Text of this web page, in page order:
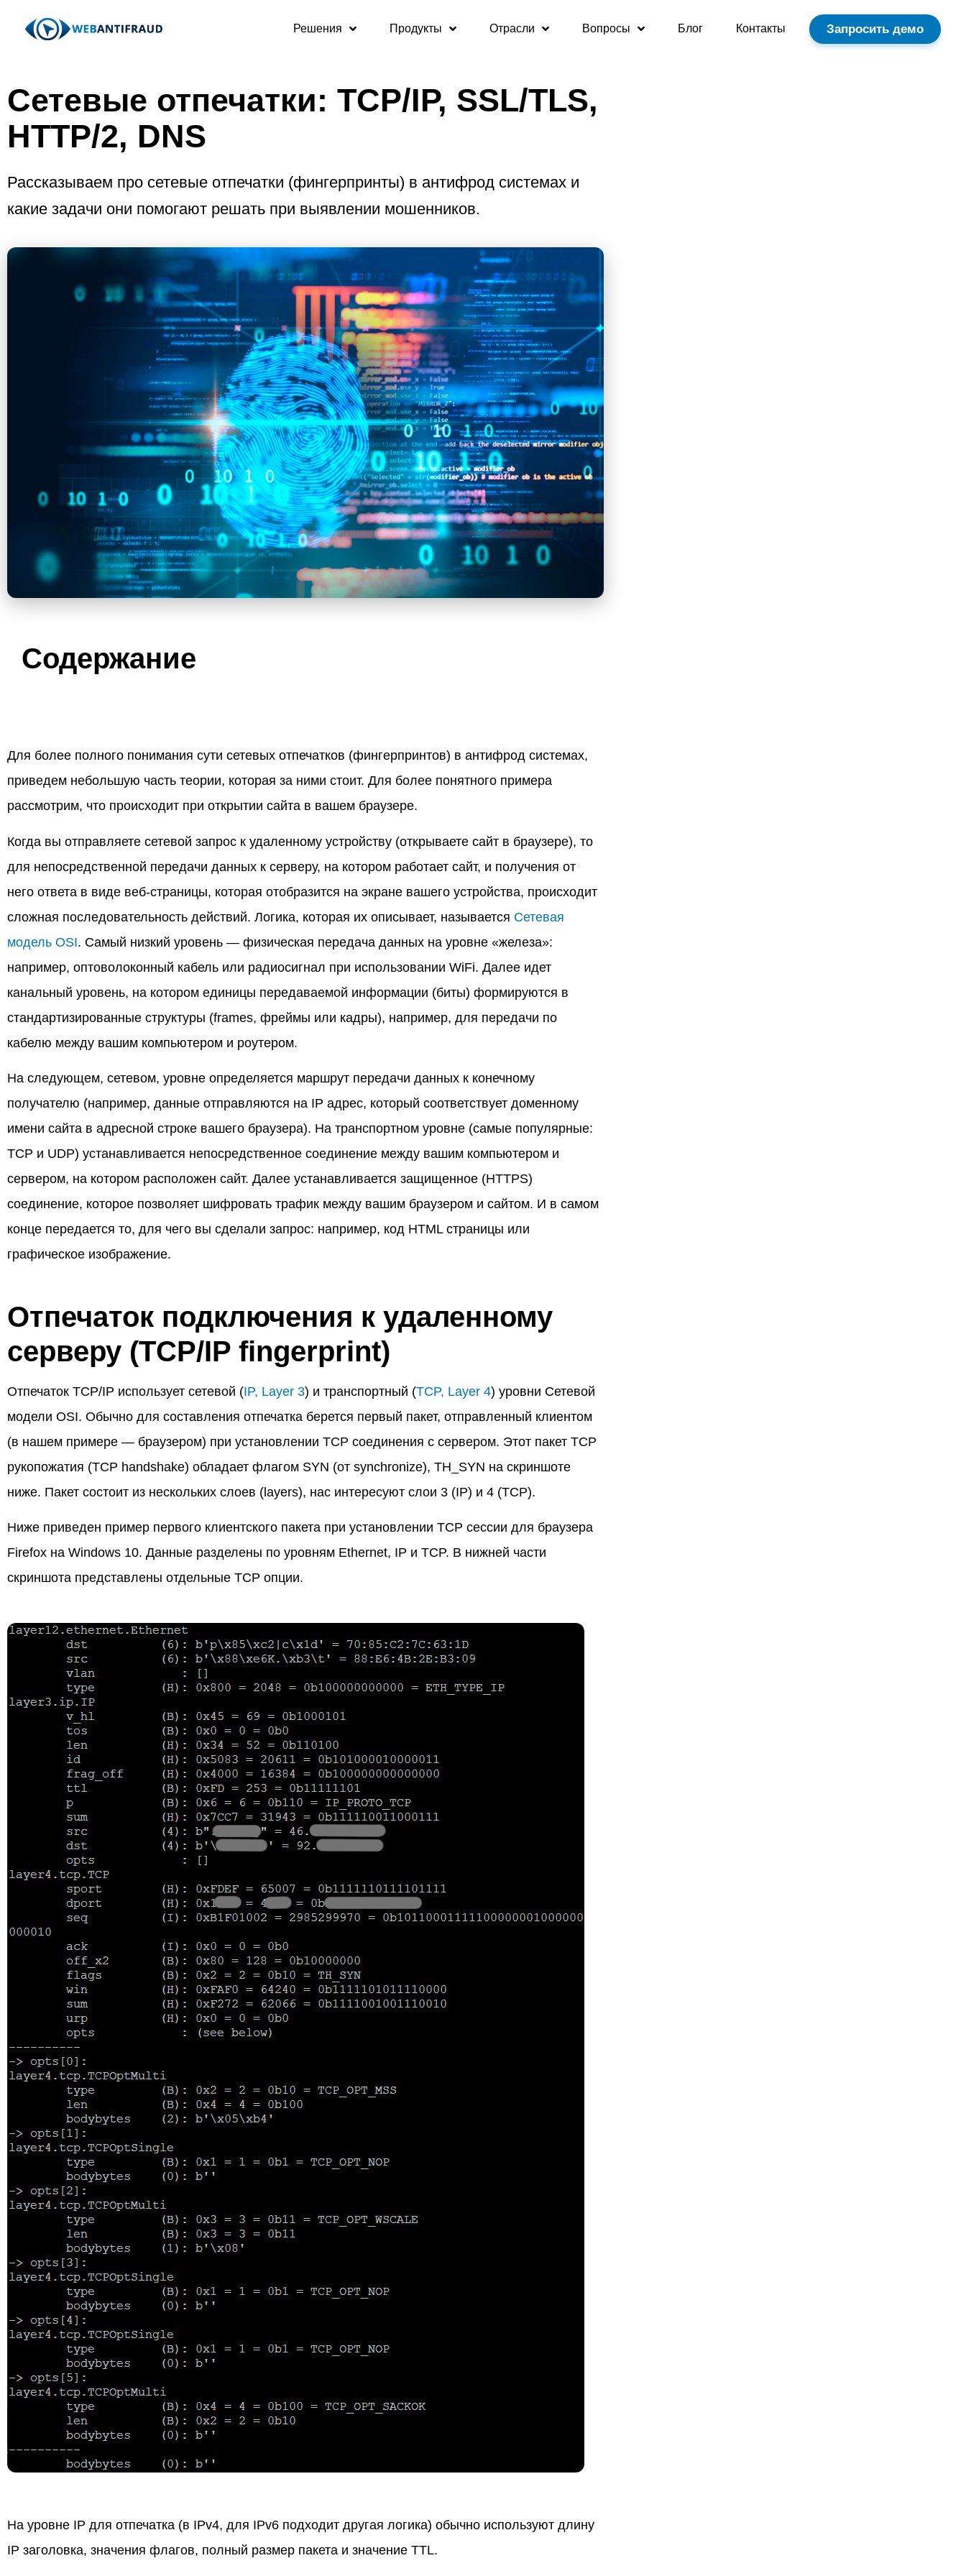
Решения Продукты Отрасли Вопросы Блог Контакты Запросить демо
Сетевые отпечатки: TCP/IP, SSL/TLS,
HTTP/2, DNS
Рассказываем про сетевые отпечатки (фингерпринты) в антифрод системах и
какие задачи они помогают решать при выявлении мошенников.
Содержание
Для более полного понимания сути сетевых отпечатков (фингерпринтов) в антифрод системах,
приведем небольшую часть теории, которая за ними стоит. Для более понятного примера
рассмотрим, что происходит при открытии сайта в вашем браузере.
Когда вы отправляете сетевой запрос к удаленному устройству (открываете сайт в браузере), то
для непосредственной передачи данных к серверу, на котором работает сайт, и получения от
него ответа в виде веб-страницы, которая отобразится на экране вашего устройства, происходит
сложная последовательность действий. Логика, которая их описывает, называется Сетевая
модель OSI. Самый низкий уровень — физическая передача данных на уровне «железа»:
например, оптоволоконный кабель или радиосигнал при использовании WiFi. Далее идет
канальный уровень, на котором единицы передаваемой информации (биты) формируются в
стандартизированные структуры (frames, фреймы или кадры), например, для передачи по
кабелю между вашим компьютером и роутером.
На следующем, сетевом, уровне определяется маршрут передачи данных к конечному
получателю (например, данные отправляются на IP адрес, который соответствует доменному
имени сайта в адресной строке вашего браузера). На транспортном уровне (самые популярные:
TCP и UDP) устанавливается непосредственное соединение между вашим компьютером и
сервером, на котором расположен сайт. Далее устанавливается защищенное (HTTPS)
соединение, которое позволяет шифровать трафик между вашим браузером и сайтом. И в самом
конце передается то, для чего вы сделали запрос: например, код HTML страницы или
графическое изображение.
Отпечаток подключения к удаленному
серверу (TCP/IP fingerprint)
Отпечаток TCP/IP использует сетевой (IP, Layer 3) и транспортный (TCP, Layer 4) уровни Сетевой
модели OSI. Обычно для составления отпечатка берется первый пакет, отправленный клиентом
(в нашем примере — браузером) при установлении TCP соединения с сервером. Этот пакет TCP
рукопожатия (TCP handshake) обладает флагом SYN (от synchronize), TH_SYN на скриншоте
ниже. Пакет состоит из нескольких слоев (layers), нас интересуют слои 3 (IP) и 4 (TCP).
Ниже приведен пример первого клиентского пакета при установлении TCP сессии для браузера
Firefox на Windows 10. Данные разделены по уровням Ethernet, IP и TCP. В нижней части
скриншота представлены отдельные TCP опции.
На уровне IP для отпечатка (в IPv4, для IPv6 подходит другая логика) обычно используют длину
IP заголовка, значения флагов, полный размер пакета и значение TTL.